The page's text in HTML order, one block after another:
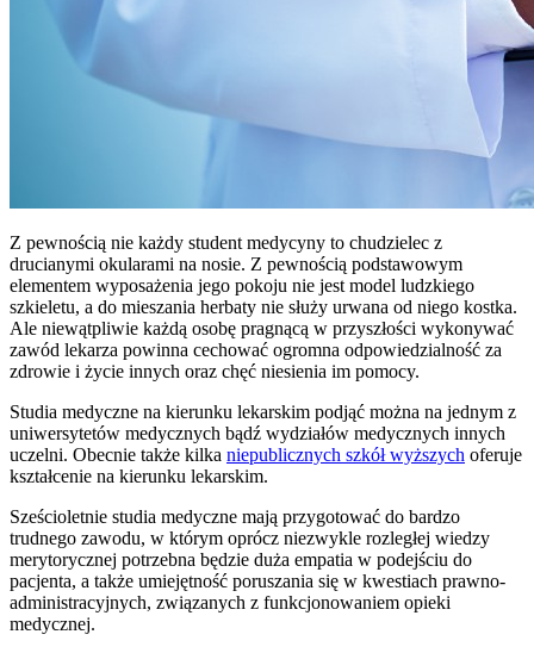
Z pewnością nie każdy student medycyny to chudzielec z
drucianymi okularami na nosie. Z pewnością podstawowym
elementem wyposażenia jego pokoju nie jest model ludzkiego
szkieletu, a do mieszania herbaty nie służy urwana od niego kostka.
Ale niewątpliwie każdą osobę pragnącą w przyszłości wykonywać
zawód lekarza powinna cechować ogromna odpowiedzialność za
zdrowie i życie innych oraz chęć niesienia im pomocy.
Studia medyczne na kierunku lekarskim podjąć można na jednym z
uniwersytetów medycznych bądź wydziałów medycznych innych
uczelni. Obecnie także kilka niepublicznych szkół wyższych oferuje
kształcenie na kierunku lekarskim.
Sześcioletnie studia medyczne mają przygotować do bardzo
trudnego zawodu, w którym oprócz niezwykle rozległej wiedzy
merytorycznej potrzebna będzie duża empatia w podejściu do
pacjenta, a także umiejętność poruszania się w kwestiach prawno-
administracyjnych, związanych z funkcjonowaniem opieki
medycznej.